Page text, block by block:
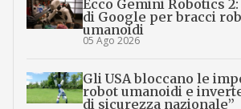
Ecco Gemini Robotics
di Google per bracci
umanoidi
05 Ago 2026
Gli USA bloccano le
robot umanoidi e
di sicurezza nazionale”